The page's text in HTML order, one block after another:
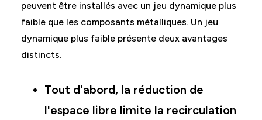
peuvent être installés avec un jeu dynamique plus
faible que les composants métalliques. Un jeu
dynamique plus faible présente deux avantages
distincts.
Tout d'abord, la réduction de
l'espace libre limite la recirculation